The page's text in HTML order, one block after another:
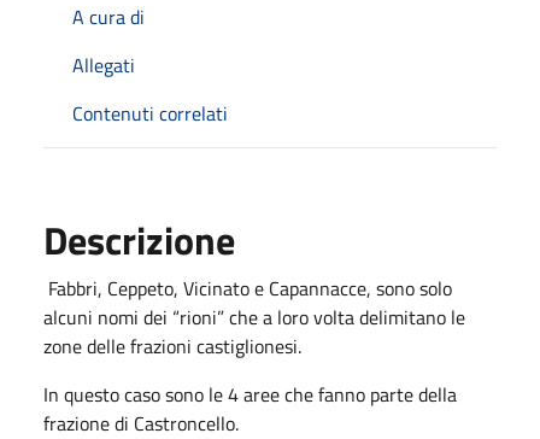
A cura di
Allegati
Contenuti correlati
Descrizione
Fabbri, Ceppeto, Vicinato e Capannacce, sono solo
alcuni nomi dei “rioni” che a loro volta delimitano le
zone delle frazioni castiglionesi.
In questo caso sono le 4 aree che fanno parte della
frazione di Castroncello.